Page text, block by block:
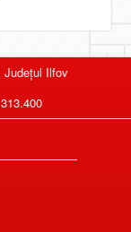
Judeţul Ilfov